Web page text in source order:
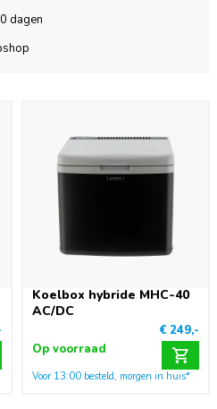
dagen
Koelbox hybride MHC-40
AC/DC
€ 249,-
Op voorraad
Voor 13:00 besteld, morgen in huis*